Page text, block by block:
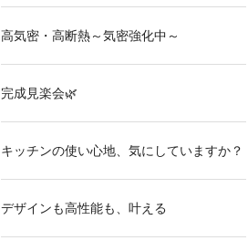
高気密・高断熱～気密強化中～
完成見楽会🌿
キッチンの使い心地、気にしていますか？
デザインも高性能も、叶える